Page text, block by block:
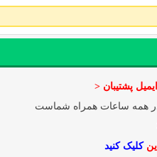
پشتیبان <
در همه ساعات همراه شماست
کلیک کنید